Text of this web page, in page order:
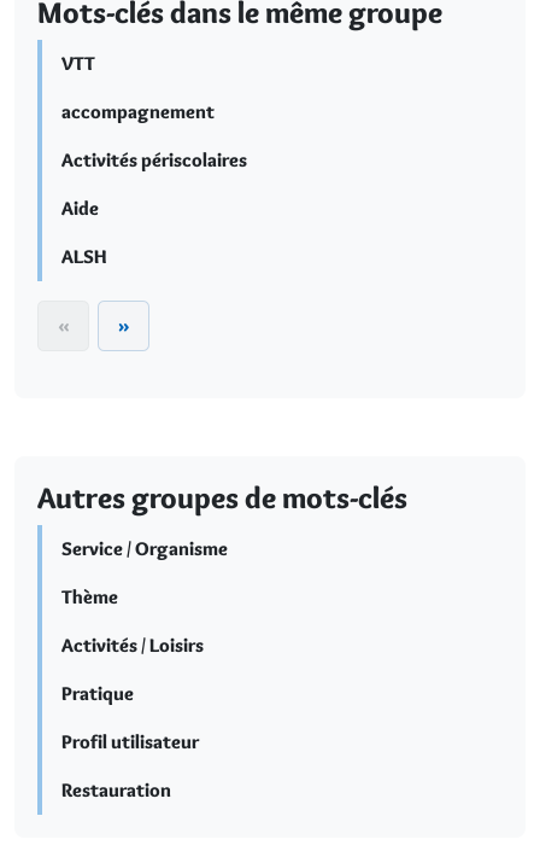
Mots-clés dans le même groupe
VTT
accompagnement
Activités périscolaires
Aide
ALSH
« »
Autres groupes de mots-clés
Service / Organisme
Thème
Activités / Loisirs
Pratique
Profil utilisateur
Restauration